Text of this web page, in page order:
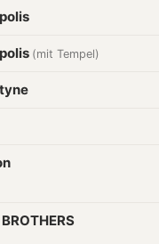
(mit Tempel)